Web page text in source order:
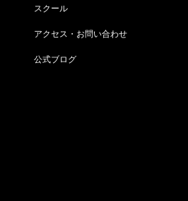
スクール
アクセス・お問い合わせ
公式ブログ